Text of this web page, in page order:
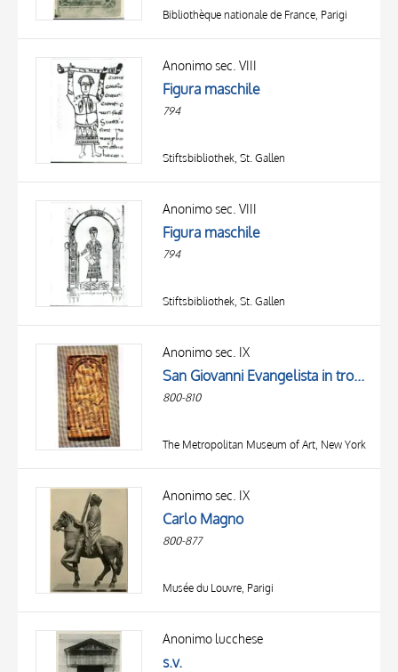
Bibliothèque nationale de France, Parigi
Anonimo sec. VIII
Figura maschile
794
Stiftsbibliothek, St. Gallen
Anonimo sec. VIII
Figura maschile
794
Stiftsbibliothek, St. Gallen
Anonimo sec. IX
San Giovanni Evangelista in trono, Simbolo di san Giovanni Evangelista: aquila
800-810
The Metropolitan Museum of Art, New York
Anonimo sec. IX
Carlo Magno
800-877
Musée du Louvre, Parigi
Anonimo lucchese
s.v.